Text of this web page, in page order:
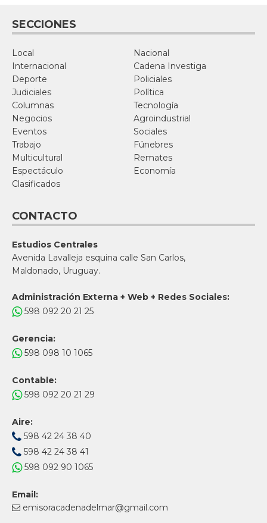
SECCIONES
Local
Nacional
Internacional
Cadena Investiga
Deporte
Policiales
Judiciales
Política
Columnas
Tecnología
Negocios
Agroindustrial
Eventos
Sociales
Trabajo
Fúnebres
Multicultural
Remates
Espectáculo
Economía
Clasificados
CONTACTO
Estudios Centrales
Avenida Lavalleja esquina calle San Carlos,
Maldonado, Uruguay.
Administración Externa + Web + Redes Sociales:
598 092 20 21 25
Gerencia:
598 098 10 1065
Contable:
598 092 20 21 29
Aire:
598 42 24 38 40
598 42 24 38 41
598 092 90 1065
Email:
emisoracadenadelmar@gmail.com